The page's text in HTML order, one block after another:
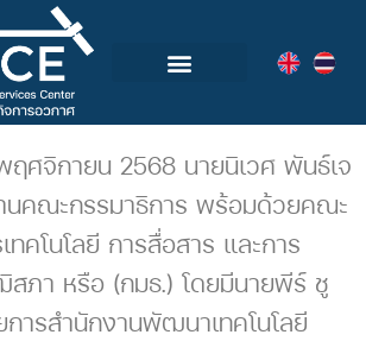
ฤศจิกายน 2568 นายนิเวศ พันธ์เจ
นคณะกรรมาธิการ พร้อมด้วยคณะ
ทคโนโลยี การสื่อสาร และการ
ภา หรือ (กมธ.) โดยมีนายพีร์ ชู
ารสำนักงานพัฒนาเทคโนโลยี